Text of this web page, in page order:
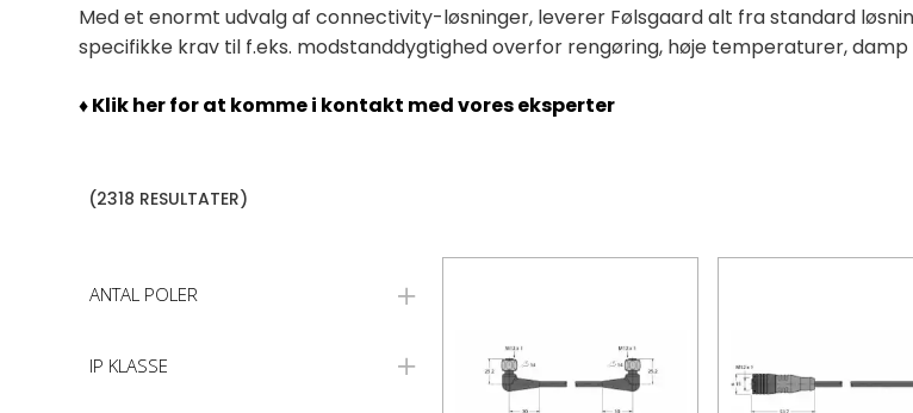
Med et enormt udvalg af connectivity-løsninger, leverer Følsgaard alt fra standard
specifikke krav til f.eks. modstanddygtighed overfor rengøring, høje temperaturer, damp
♦ Klik her for at komme i kontakt med vores eksperter
(2318 RESULTATER)
ANTAL POLER
IP KLASSE